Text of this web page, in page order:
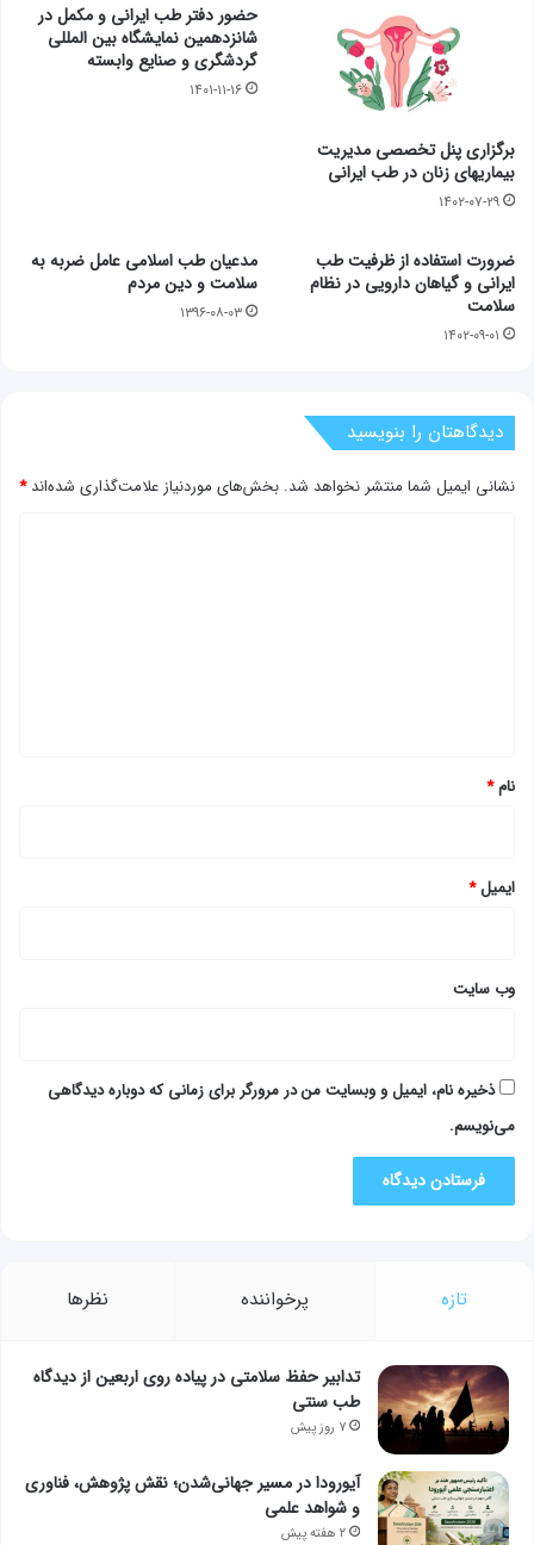
برگزاری پنل تخصصی مدیریت
بیماریهای زنان در طب ایرانی
۱۴۰۲-۰۷-۲۹
حضور دفتر طب ایرانی و مکمل در
شانزدهمین نمایشگاه بین المللی
گردشگری و صنایع وابسته
۱۴۰۱-۱۱-۱۶
ضرورت استفاده از ظرفیت طب
ایرانی و گیاهان دارویی در نظام
سلامت
۱۴۰۲-۰۹-۰۱
مدعیان طب اسلامی عامل ضربه به
سلامت و دین مردم
۱۳۹۶-۰۸-۰۳
دیدگاهتان را بنویسید
نشانی ایمیل شما منتشر نخواهد شد. بخش‌های موردنیاز علامت‌گذاری شده‌اند*
نام*
ایمیل*
وب‌ سایت
ذخیره نام، ایمیل و وبسایت من در مرورگر برای زمانی که دوباره دیدگاهی
می‌نویسم.
تازه پرخواننده نظرها
تدابیر حفظ سلامتی در پیاده روی اربعین از دیدگاه
طب سنتی
۷ روز پیش
آیورودا در مسیر جهانی‌شدن؛ نقش پژوهش، فناوری
و شواهد علمی
۲ هفته پیش